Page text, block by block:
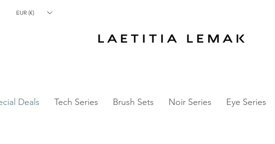
EUR (€)
Deals Tech Series Brush Sets Noir Series Eye Series